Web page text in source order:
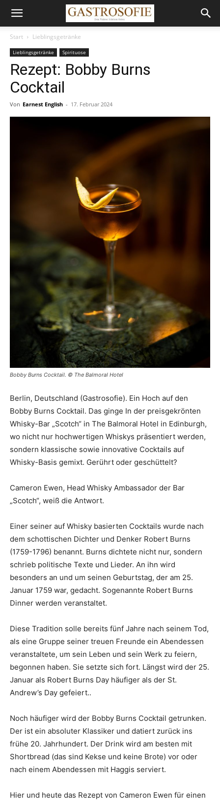
Start Lieblingsgetränke
Lieblingsgetränke Spirituose
Rezept: Bobby Burns
Cocktail
Von Earnest English - 17. Februar 2024
Bobby Burns Cocktail. © The Balmoral Hotel
Berlin, Deutschland (Gastrosofie). Ein Hoch auf den
Bobby Burns Cocktail. Das ginge In der preisgekrönten
Whisky-Bar „Scotch“ in The Balmoral Hotel in Edinburgh,
wo nicht nur hochwertigen Whiskys präsentiert werden,
sondern klassische sowie innovative Cocktails auf
Whisky-Basis gemixt. Gerührt oder geschüttelt?
Cameron Ewen, Head Whisky Ambassador der Bar
„Scotch“, weiß die Antwort.
Einer seiner auf Whisky basierten Cocktails wurde nach
dem schottischen Dichter und Denker Robert Burns
(1759-1796) benannt. Burns dichtete nicht nur, sondern
schrieb politische Texte und Lieder. An ihn wird
besonders an und um seinen Geburtstag, der am 25.
Januar 1759 war, gedacht. Sogenannte Robert Burns
Dinner werden veranstaltet.
Diese Tradition solle bereits fünf Jahre nach seinem Tod,
als eine Gruppe seiner treuen Freunde ein Abendessen
veranstaltete, um sein Leben und sein Werk zu feiern,
begonnen haben. Sie setzte sich fort. Längst wird der 25.
Januar als Robert Burns Day häufiger als der St.
Andrew’s Day gefeiert..
Noch häufiger wird der Bobby Burns Cocktail getrunken.
Der ist ein absoluter Klassiker und datiert zurück ins
frühe 20. Jahrhundert. Der Drink wird am besten mit
Shortbread (das sind Kekse und keine Brote) vor oder
nach einem Abendessen mit Haggis serviert.
Hier und heute das Rezept von Cameron Ewen für einen